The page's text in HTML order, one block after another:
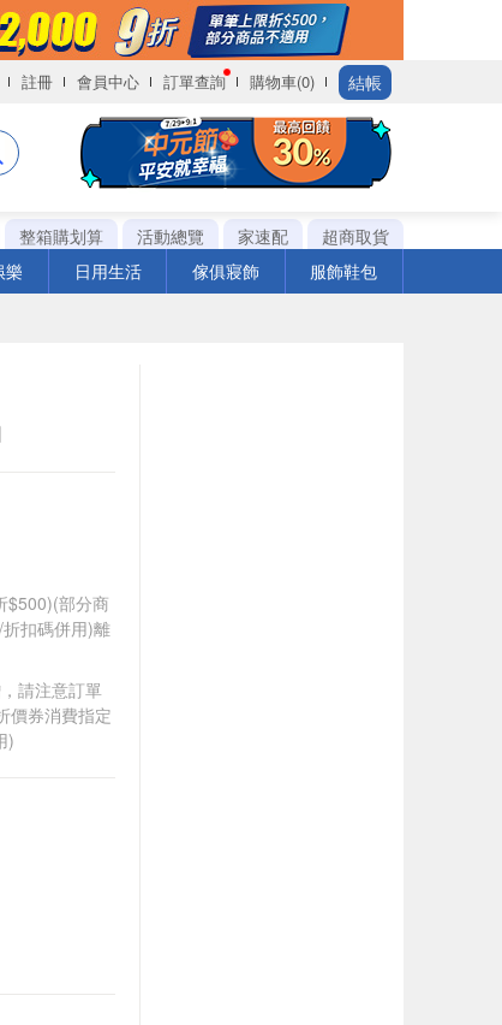
註冊 會員中心 訂單查詢 購物車(0) 結帳
整箱購划算 活動總覽 家速配
超商取貨
樂 日用生活 傢俱寢飾 服飾鞋包
$500)(部分商
扣碼併用)離
請注意訂單
價券消費指定
)